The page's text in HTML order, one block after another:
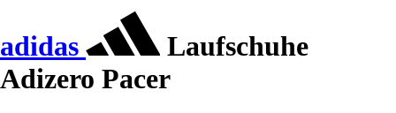
adidas
Laufschuhe
Adizero Pacer